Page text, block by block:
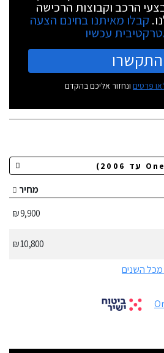
הרכב וקבוצות הרכישה
קבלו מאיתנו בחינם הצעה
עכשיו
התקשרו
פרטים ונחזור אליכם בהקדם
מחיר
9,900 ₪
10,800 ₪